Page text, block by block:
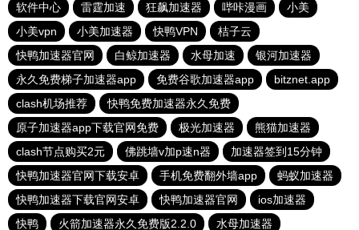
软件中心
雷霆加速 狂飙加速器 哔咔漫画
小美
小美vpn
小美加速器 快鸭VPN
桔子云
快鸭加速器官网
白鲸加速器 水母加速
银河加速器
永久免费梯子加速器app
免费谷歌加速器app
bitznet.app
clash机场推荐
快鸭免费加速器永久免费
原子加速器app下载官网免费
极光加速器
熊猫加速器
clash节点购买2元
佛跳墙v加p速n器
加速器签到15分钟
快鸭加速器官网下载安卓
手机免费翻外墙app
蚂蚁加速器
快鸭加速器下载官网安卓
快鸭加速器官网
ios加速器
快鸭
火箭加速器永久免费版2.2.0 水母加速器